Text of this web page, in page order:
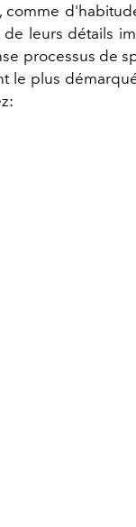
comme
de leurs détails
processus de
le plus